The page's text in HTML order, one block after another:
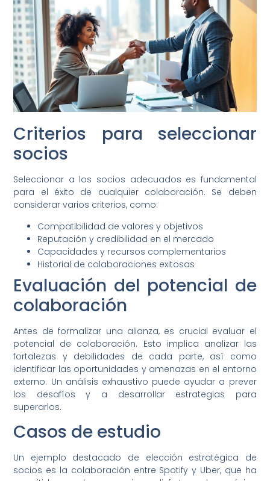
Criterios para seleccionar
socios
Seleccionar a los socios adecuados es fundamental
para el éxito de cualquier colaboración. Se deben
considerar varios criterios, como:
Compatibilidad de valores y objetivos
Reputación y credibilidad en el mercado
Capacidades y recursos complementarios
Historial de colaboraciones exitosas
Evaluación del potencial de
colaboración
Antes de formalizar una alianza, es crucial evaluar el
potencial de colaboración. Esto implica analizar las
fortalezas y debilidades de cada parte, así como
identificar las oportunidades y amenazas en el entorno
externo. Un análisis exhaustivo puede ayudar a prever
los desafíos y a desarrollar estrategias para
superarlos.
Casos de estudio
Un ejemplo destacado de elección estratégica de
socios es la colaboración entre Spotify y Uber, que ha